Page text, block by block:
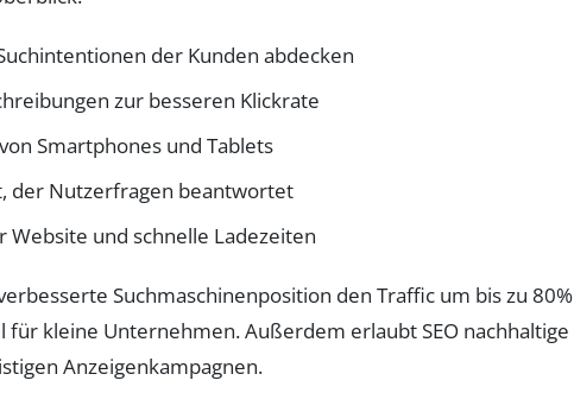
der Kunden abdecken
zur besseren Klickrate
Smartphones und Tablets
der Nutzerfragen beantwortet
und schnelle Ladezeiten
Suchmaschinenposition den Traffic um bis zu 80%
kleine Unternehmen. Außerdem erlaubt SEO nachhaltige
Anzeigenkampagnen.